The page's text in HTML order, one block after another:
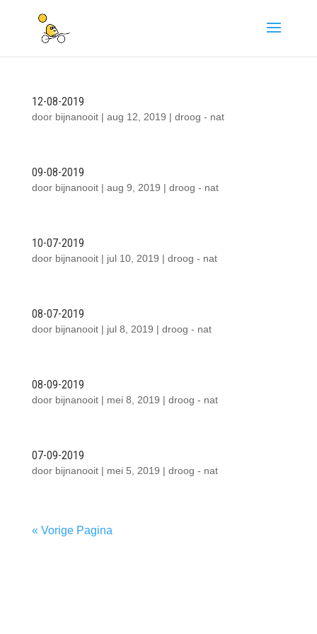
12-08-2019
door bijnanooit| aug 12, 2019 | droog - nat
09-08-2019
door bijnanooit| aug 9, 2019 | droog - nat
10-07-2019
door bijnanooit| jul 10, 2019 | droog - nat
08-07-2019
door bijnanooit| jul 8, 2019 | droog - nat
08-09-2019
door bijnanooit| mei 8, 2019 | droog - nat
07-09-2019
door bijnanooit| mei 5, 2019 | droog - nat
« Vorige Pagina